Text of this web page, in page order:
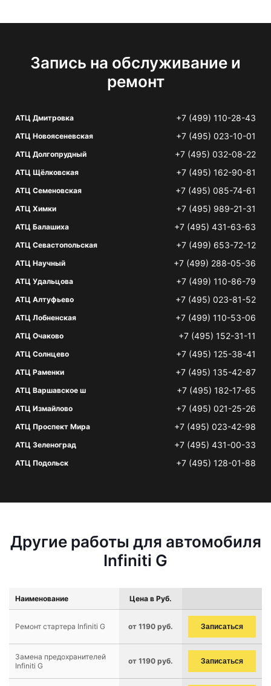
Запись на обслуживание и
ремонт
АТЦ Дмитровка +7 (499) 110-28-43
АТЦ Новоясеневская +7 (495) 023-10-01
АТЦ Долгопрудный +7 (495) 032-08-22
АТЦ Щёлковская +7 (495) 162-90-81
АТЦ Семеновская +7 (495) 085-74-61
АТЦ Химки +7 (495) 989-21-31
АТЦ Балашиха +7 (495) 431-63-63
АТЦ Севастопольская +7 (499) 653-72-12
АТЦ Научный +7 (499) 288-05-36
АТЦ Удальцова +7 (499) 110-86-79
АТЦ Алтуфьево +7 (495) 023-81-52
АТЦ Лобненская +7 (499) 110-53-06
АТЦ Очаково +7 (495) 152-31-11
АТЦ Солнцево +7 (495) 125-38-41
АТЦ Раменки +7 (495) 135-42-87
АТЦ Варшавское ш +7 (495) 182-17-65
АТЦ Измайлово +7 (495) 021-25-26
АТЦ Проспект Мира +7 (495) 023-42-98
АТЦ Зеленоград +7 (495) 431-00-33
АТЦ Подольск +7 (495) 128-01-88
Другие работы для автомобиля
Infiniti G
Наименование Цена в Руб.
Ремонт стартера Infiniti G от 1190 руб. Записаться
Замена предохранителей
Infiniti G
от 1190 руб. Записаться